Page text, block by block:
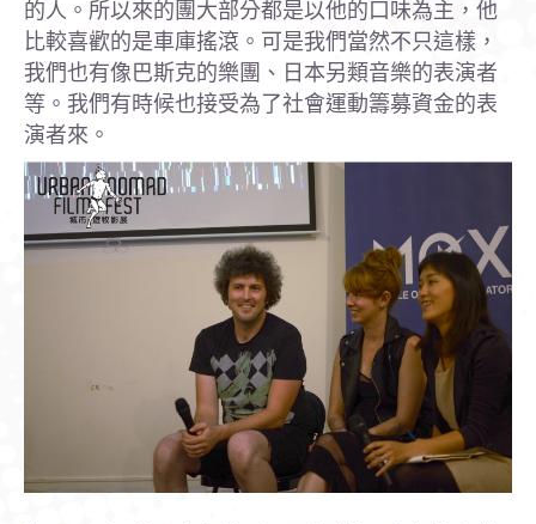
的人。所以來的團大部分都是以他的口味為主，他
比較喜歡的是車庫搖滾。可是我們當然不只這樣，
我們也有像巴斯克的樂團、日本另類音樂的表演者
等。我們有時候也接受為了社會運動籌募資金的表
演者來。